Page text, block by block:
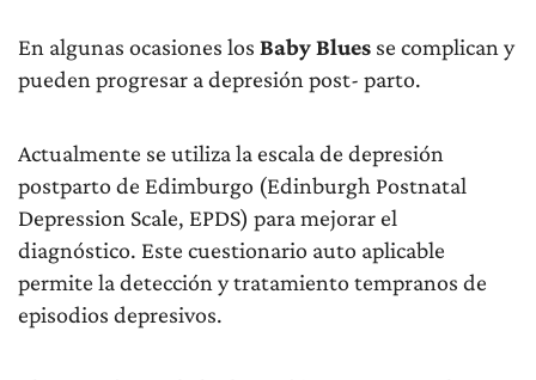
En algunas ocasiones los Baby Blues se complican y
pueden progresar a depresión post- parto.
Actualmente se utiliza la escala de depresión
postparto de Edimburgo (Edinburgh Postnatal
Depression Scale, EPDS) para mejorar el
diagnóstico. Este cuestionario auto aplicable
permite la detección y tratamiento tempranos de
episodios depresivos.